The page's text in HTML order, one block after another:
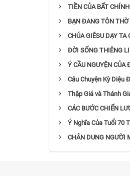
TIỀN CỦA BẤT
BẠN ĐANG TÔN THỜ
CHÚA GIÊSU DẠY TA
ĐỜI SỐNG THIÊNG
Ý CẦU NGUYỆN
Câu Chuyện Kỳ Diệu
Thập Giá và Thánh
CÁC BƯỚC CHIẾN
Ý Nghĩa Của Tuổi 70
CHÂN DUNG NGƯỜI